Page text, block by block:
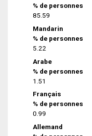
% de personnes
85.59
Mandarin
% de personnes
5.22
Arabe
% de personnes
1.51
Français
% de personnes
0.99
Allemand